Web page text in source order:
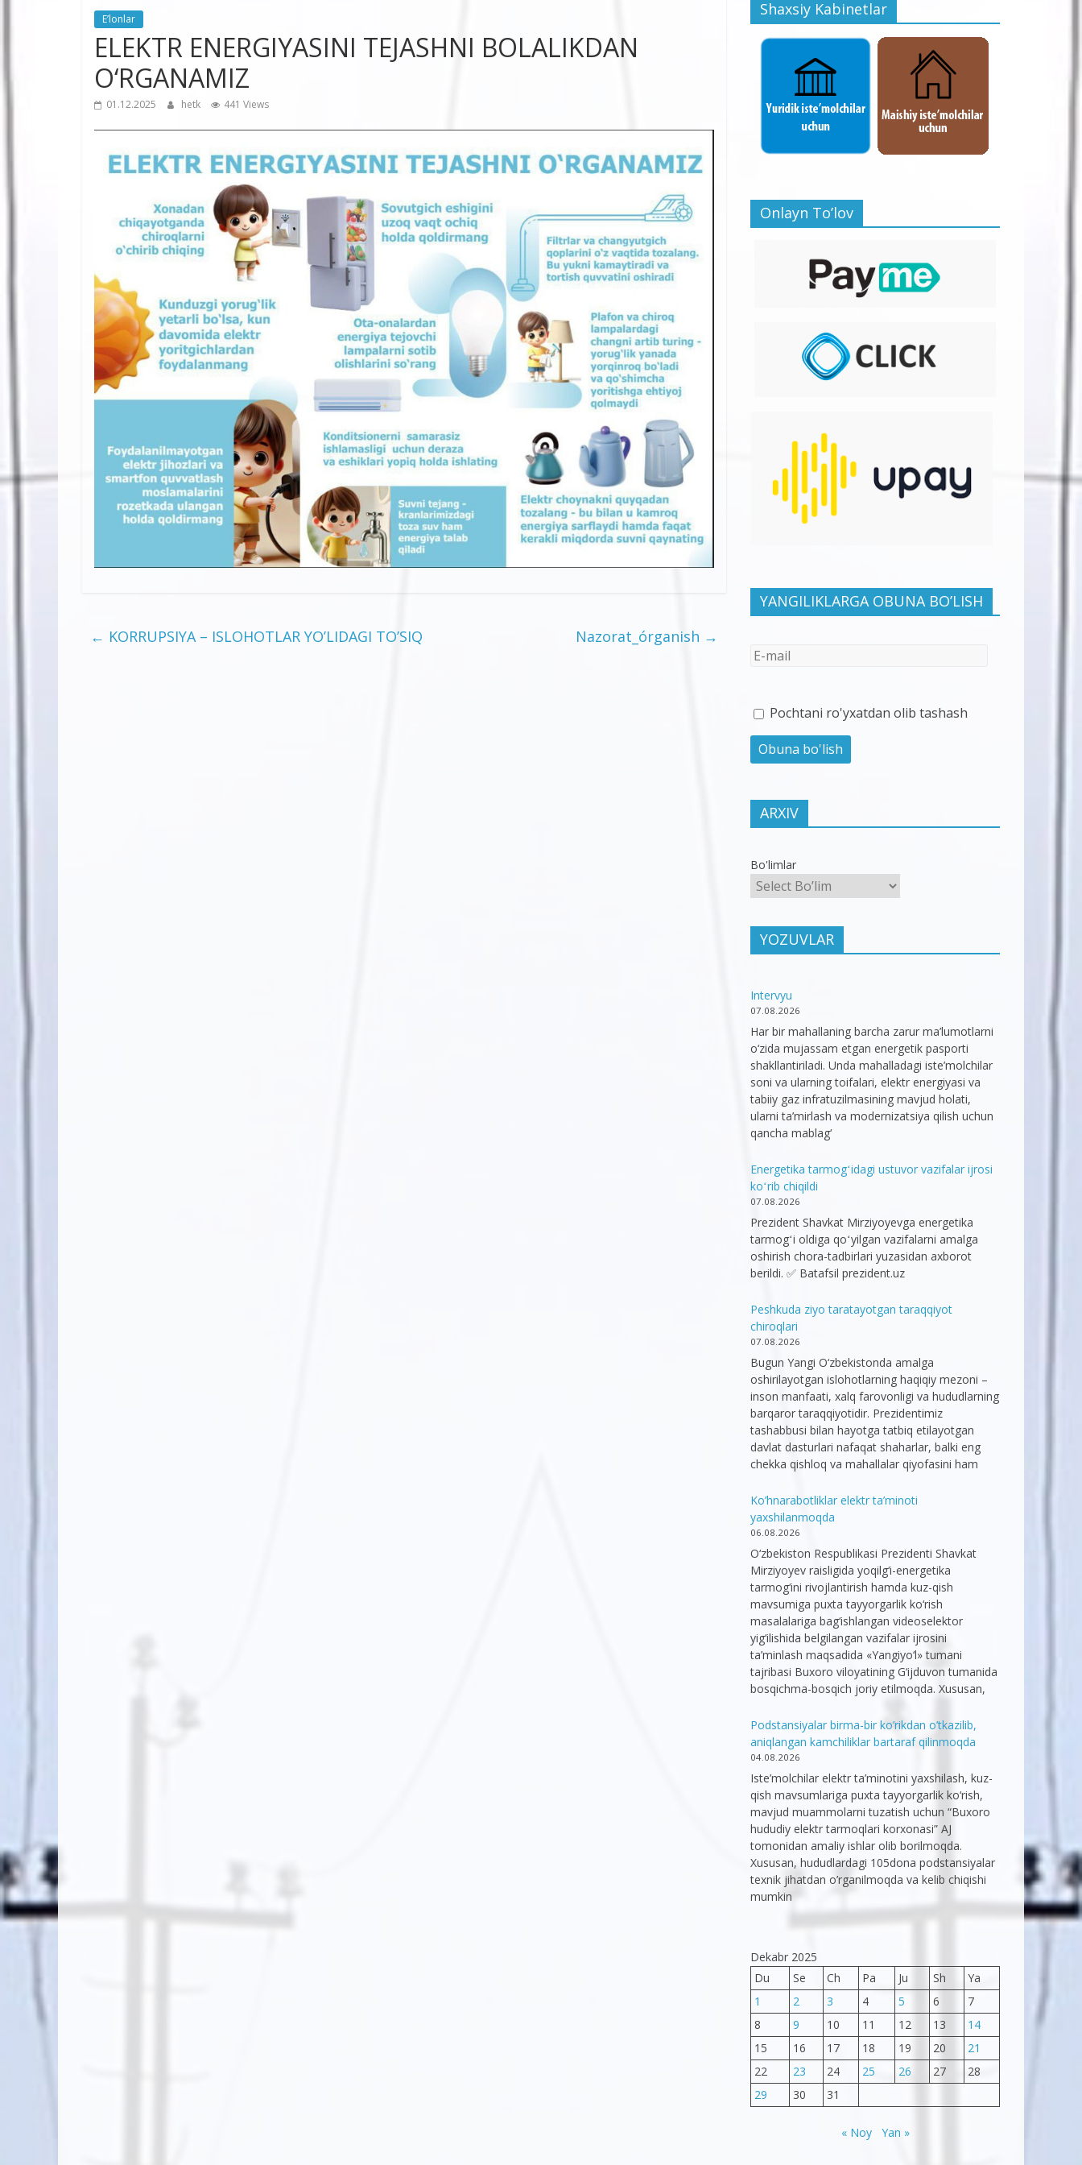
E’lonlar
ELEKTR ENERGIYASINI TEJASHNI BOLALIKDAN
O‘RGANAMIZ
01.12.2025 hetk 441 Views
← KORRUPSIYA – ISLOHOTLAR YO’LIDAGI TO’SIQ Nazorat_órganish →
Shaxsiy Kabinetlar
Onlayn To’lov
YANGILIKLARGA OBUNA BO’LISH
Pochtani ro'yxatdan olib tashash
ARXIV
Bo'limlar
YOZUVLAR
Intervyu
07.08.2026
Har bir mahallaning barcha zarur ma’lumotlarni
o‘zida mujassam etgan energetik pasporti
shakllantiriladi. Unda mahalladagi iste’molchilar
soni va ularning toifalari, elektr energiyasi va
tabiiy gaz infratuzilmasining mavjud holati,
ularni ta’mirlash va modernizatsiya qilish uchun
qancha mablag‘
Energetika tarmogʻidagi ustuvor vazifalar ijrosi
koʻrib chiqildi
07.08.2026
Prezident Shavkat Mirziyoyevga energetika
tarmogʻi oldiga qoʻyilgan vazifalarni amalga
oshirish chora-tadbirlari yuzasidan axborot
berildi. ✅ Batafsil prezident.uz
Peshkuda ziyo taratayotgan taraqqiyot
chiroqlari
07.08.2026
Bugun Yangi O‘zbekistonda amalga
oshirilayotgan islohotlarning haqiqiy mezoni –
inson manfaati, xalq farovonligi va hududlarning
barqaror taraqqiyotidir. Prezidentimiz
tashabbusi bilan hayotga tatbiq etilayotgan
davlat dasturlari nafaqat shaharlar, balki eng
chekka qishloq va mahallalar qiyofasini ham
Ko’hnarabotliklar elektr ta’minoti
yaxshilanmoqda
06.08.2026
O‘zbekiston Respublikasi Prezidenti Shavkat
Mirziyoyev raisligida yoqilg‘i-energetika
tarmog‘ini rivojlantirish hamda kuz-qish
mavsumiga puxta tayyorgarlik ko‘rish
masalalariga bag‘ishlangan videoselektor
yig‘ilishida belgilangan vazifalar ijrosini
ta’minlash maqsadida «Yangiyo‘l» tumani
tajribasi Buxoro viloyatining G‘ijduvon tumanida
bosqichma-bosqich joriy etilmoqda. Xususan,
Podstansiyalar birma-bir ko’rikdan o’tkazilib,
aniqlangan kamchiliklar bartaraf qilinmoqda
04.08.2026
Iste’molchilar elektr ta’minotini yaxshilash, kuz-
qish mavsumlariga puxta tayyorgarlik ko‘rish,
mavjud muammolarni tuzatish uchun “Buxoro
hududiy elektr tarmoqlari korxonasi” AJ
tomonidan amaliy ishlar olib borilmoqda.
Xususan, hududlardagi 105dona podstansiyalar
texnik jihatdan o’rganilmoqda va kelib chiqishi
mumkin
Dekabr 2025
Du
Se Ch Pa Ju Sh
Ya
1
2 3 4 5 6
7
8
9 10 11 12 13
14
15
16 17 18 19 20
21
22
23 24 25 26 27
28
29
30 31
« Noy Yan »